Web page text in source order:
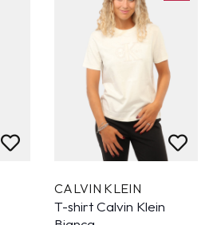
CALVIN KLEIN
T-shirt Calvin Klein